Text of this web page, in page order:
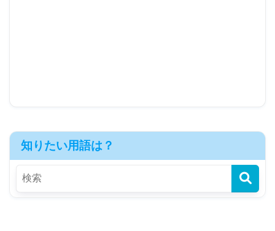
知りたい用語は？